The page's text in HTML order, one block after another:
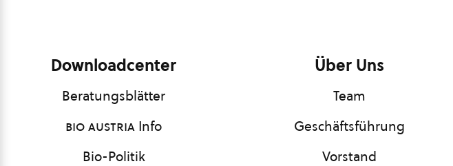
Downloadcenter
Beratungsblätter
bio austria Info
Bio-Politik
Über Uns
Team
Geschäftsführung
Vorstand